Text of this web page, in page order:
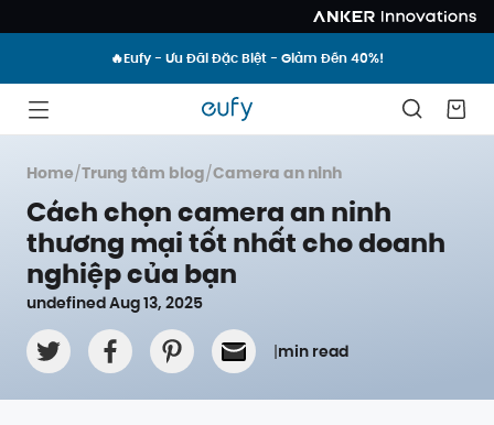
🔥Eufy - Ưu Đãi Đặc Biệt - Giảm Đến 40%!
Home/Trung tâm blog/Camera an ninh
Cách chọn camera an ninh
thương mại tốt nhất cho doanh
nghiệp của bạn
undefined Aug 13, 2025
|min read